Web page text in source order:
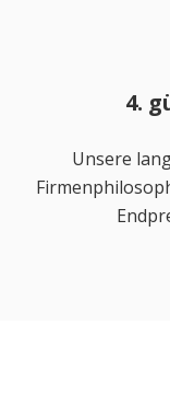
4.
Unsere